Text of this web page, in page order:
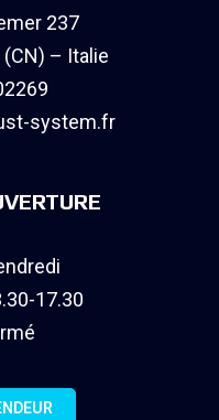
237
– Italie
system.fr
17.30